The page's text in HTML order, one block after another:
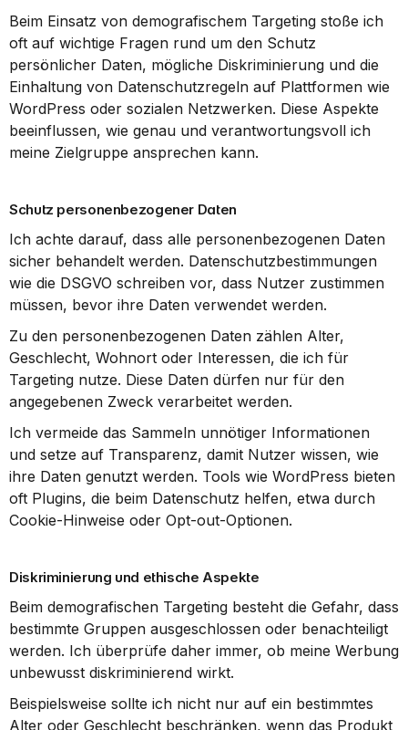
Beim Einsatz von demografischem Targeting stoße ich
oft auf wichtige Fragen rund um den Schutz
persönlicher Daten, mögliche Diskriminierung und die
Einhaltung von Datenschutzregeln auf Plattformen wie
WordPress oder sozialen Netzwerken. Diese Aspekte
beeinflussen, wie genau und verantwortungsvoll ich
meine Zielgruppe ansprechen kann.
Schutz personenbezogener Daten
Ich achte darauf, dass alle personenbezogenen Daten
sicher behandelt werden. Datenschutzbestimmungen
wie die DSGVO schreiben vor, dass Nutzer zustimmen
müssen, bevor ihre Daten verwendet werden.
Zu den personenbezogenen Daten zählen Alter,
Geschlecht, Wohnort oder Interessen, die ich für
Targeting nutze. Diese Daten dürfen nur für den
angegebenen Zweck verarbeitet werden.
Ich vermeide das Sammeln unnötiger Informationen
und setze auf Transparenz, damit Nutzer wissen, wie
ihre Daten genutzt werden. Tools wie WordPress bieten
oft Plugins, die beim Datenschutz helfen, etwa durch
Cookie-Hinweise oder Opt-out-Optionen.
Diskriminierung und ethische Aspekte
Beim demografischen Targeting besteht die Gefahr, dass
bestimmte Gruppen ausgeschlossen oder benachteiligt
werden. Ich überprüfe daher immer, ob meine Werbung
unbewusst diskriminierend wirkt.
Beispielsweise sollte ich nicht nur auf ein bestimmtes
Alter oder Geschlecht beschränken, wenn das Produkt